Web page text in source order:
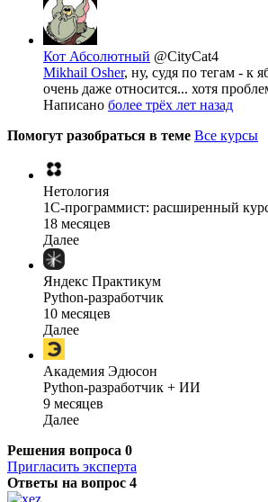
Кот Абсолютный @CityCat4
Mikhail Osher, ну, судя по тегам - к
очень даже относится... хотя
Написано более трёх лет назад
Помогут разобраться в теме Все курсы
Нетология
1C-программист: расширенный
18 месяцев
Далее
Яндекс Практикум
Python-разработчик
10 месяцев
Далее
Академия Эдюсон
Python-разработчик + ИИ
9 месяцев
Далее
Решения вопроса 0
Пригласить эксперта
Ответы на вопрос 4